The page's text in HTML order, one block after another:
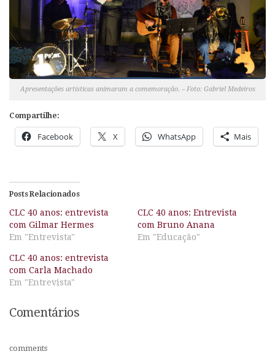
Apresentações artísticas animaram a comemoração. – Foto: Gabriel Medeiros
Compartilhe:
Facebook X WhatsApp Mais
Posts Relacionados
CLC 40 anos: entrevista
com Gilmar Hermes
Em "Entrevista"
CLC 40 anos: Entrevista
com Bruno Anana
Em "Educação"
CLC 40 anos: entrevista
com Carla Machado
Em "Entrevista"
Comentários
comments